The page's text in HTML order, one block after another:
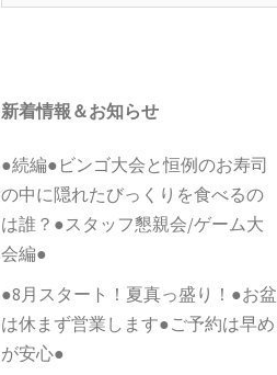
新着情報＆お知らせ
●続編●ビンゴ大会と恒例のお寿司
の中に隠れたびっくりを食べるの
は誰？●スタッフ懇親会/ゲーム大
会編●
●8月スタート！夏真っ盛り！●お盆
は休まず営業します●ご予約は早め
が安心●